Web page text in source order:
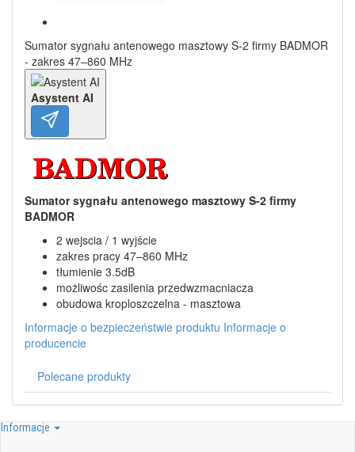
Sumator sygnału antenowego masztowy S-2 firmy BADMOR
- zakres 47–860 MHz
Asystent AI
Sumator sygnału antenowego masztowy S-2 firmy
BADMOR
2 wejscia / 1 wyjście
zakres pracy 47–860 MHz
tłumienie 3.5dB
możliwośc zasilenia przedwzmacniacza
obudowa kroploszczelna - masztowa
Informacje o bezpieczeństwie produktu Informacje o
producencie
Polecane produkty
Informacje